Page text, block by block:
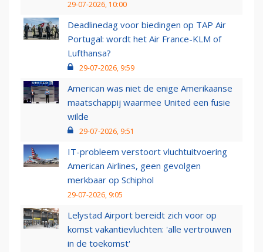
29-07-2026, 10:00
Deadlinedag voor biedingen op TAP Air
Portugal: wordt het Air France-KLM of
Lufthansa?
29-07-2026, 9:59
American was niet de enige Amerikaanse
maatschappij waarmee United een fusie
wilde
29-07-2026, 9:51
IT-probleem verstoort vluchtuitvoering
American Airlines, geen gevolgen
merkbaar op Schiphol
29-07-2026, 9:05
Lelystad Airport bereidt zich voor op
komst vakantievluchten: 'alle vertrouwen
in de toekomst'